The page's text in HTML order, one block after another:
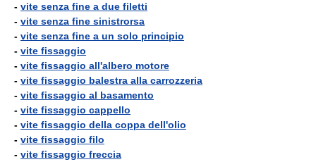
- vite senza fine a due filetti
- vite senza fine sinistrorsa
- vite senza fine a un solo principio
- vite fissaggio
- vite fissaggio all'albero motore
- vite fissaggio balestra alla carrozzeria
- vite fissaggio al basamento
- vite fissaggio cappello
- vite fissaggio della coppa dell'olio
- vite fissaggio filo
- vite fissaggio freccia